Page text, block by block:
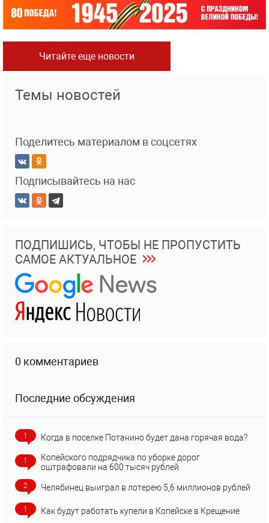
Читайте еще новости
Темы новостей
Поделитесь материалом в соцсетях
Подписывайтесь на нас
ПОДПИШИСЬ, ЧТОБЫ НЕ ПРОПУСТИТЬ
САМОЕ АКТУАЛЬНОЕ
0 комментариев
Последние обсуждения
1 Когда в поселке Потанино будет дана горячая вода?
1
Копейского подрядчика по уборке дорог
оштрафовали на 600 тысяч рублей
2 Челябинец выиграл в лотерею 5,6 миллионов рублей
1 Как будут работать купели в Копейске в Крещение